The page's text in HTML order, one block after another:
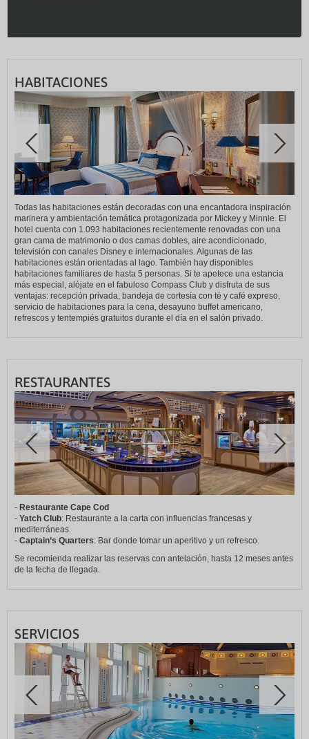
HABITACIONES
Todas las habitaciones están decoradas con una encantadora inspiración
marinera y ambientación temática protagonizada por Mickey y Minnie. El
hotel cuenta con 1.093 habitaciones recientemente renovadas con una
gran cama de matrimonio o dos camas dobles, aire acondicionado,
televisión con canales Disney e internacionales. Algunas de las
habitaciones están orientadas al lago. También hay disponibles
habitaciones familiares de hasta 5 personas. Si te apetece una estancia
más especial, alójate en el fabuloso Compass Club y disfruta de sus
ventajas: recepción privada, bandeja de cortesía con té y café expreso,
servicio de habitaciones para la cena, desayuno buffet americano,
refrescos y tentempiés gratuitos durante el día en el salón privado.
RESTAURANTES
- Restaurante Cape Cod
- Yatch Club: Restaurante a la carta con influencias francesas y
mediterráneas.
- Captain’s Quarters: Bar donde tomar un aperitivo y un refresco.
Se recomienda realizar las reservas con antelación, hasta 12 meses antes
de la fecha de llegada.
SERVICIOS